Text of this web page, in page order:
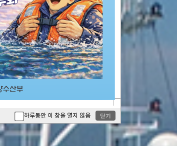
하루동안 이 창을 열지 않음 닫기